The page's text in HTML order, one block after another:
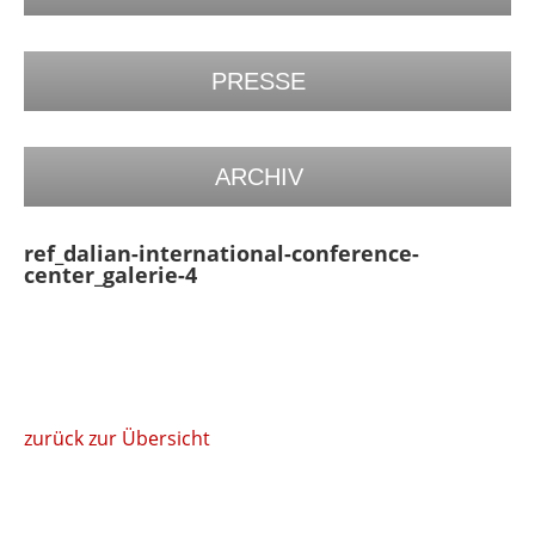
PRESSE
ARCHIV
ref_dalian-international-conference-
center_galerie-4
zurück zur Übersicht